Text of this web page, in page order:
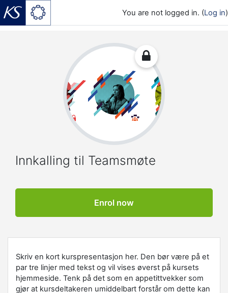
You are not logged in. (Log in)
Innkalling til Teamsmøte
Enrol now
Skriv en kort kurspresentasjon her. Den bør være på et
par tre linjer med tekst og vil vises øverst på kursets
hjemmeside. Tenk på det som en appetittvekker som
gjør at kursdeltakeren umiddelbart forstår om dette kan